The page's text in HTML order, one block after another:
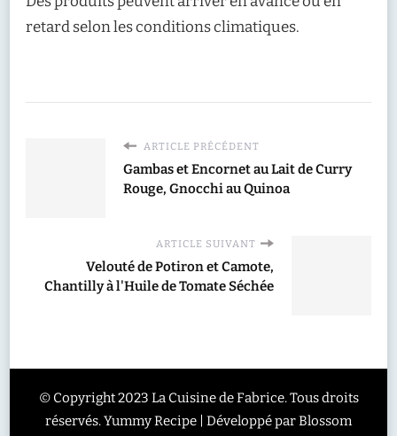
retard selon les conditions climatiques.
ARTICLE PRÉCÉDENT
Gambas et Encornet au Lait de Curry
Rouge, Gnocchi au Quinoa
ARTICLE SUIVANT
Velouté de Potiron et Camote,
Chantilly à l'Huile de Tomate Séchée
© Copyright 2023 La Cuisine de Fabrice. Tous droits
réservés. Yummy Recipe | Développé parBlossom